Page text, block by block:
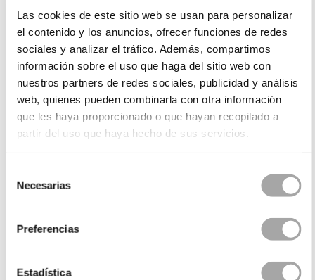
Las cookies de este sitio web se usan para personalizar
el contenido y los anuncios, ofrecer funciones de redes
sociales y analizar el tráfico. Además, compartimos
información sobre el uso que haga del sitio web con
nuestros partners de redes sociales, publicidad y análisis
web, quienes pueden combinarla con otra información
que les haya proporcionado o que hayan recopilado a
partir del uso que haya hecho de sus servicios.
Necesarias
Preferencias
Estadística